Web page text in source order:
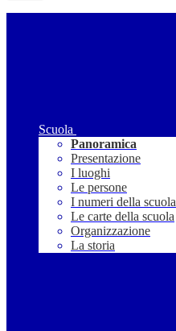
Scuola
Panoramica
Presentazione
I luoghi
Le persone
I numeri della scuola
Le carte della scuola
Organizzazione
La storia